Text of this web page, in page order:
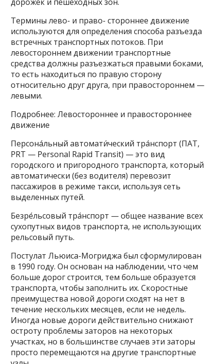
Термины лево- и право- стороннее движение
используются для определения способа разъезда
встречных транспортных потоков. При
левостороннем движении транспортные
средства должны разъезжаться правыми боками,
то есть находиться по правую сторону
относительно друг друга, при правостороннем —
левыми.
Подробнее: Левостороннее и правостороннее
движение
Персона́льный автомати́ческий тра́нспорт (ПАТ,
PRT — Personal Rapid Transit) — это вид
городского и пригородного транспорта, который
автоматически (без водителя) перевозит
пассажиров в режиме такси, используя сеть
выделенных путей.
Безре́льсовый тра́нспорт — общее название всех
сухопутных видов транспорта, не использующих
рельсовый путь.
Постулат Льюиса-Могриджа был сформулирован
в 1990 году. Он основан на наблюдении, что чем
больше дорог строится, тем больше образуется
транспорта, чтобы заполнить их. Скоростные
преимущества новой дороги сходят на нет в
течение нескольких месяцев, если не недель.
Иногда новые дороги действительно снижают
остроту проблемы заторов на некоторых
участках, но в большинстве случаев эти заторы
просто перемещаются на другие транспортные